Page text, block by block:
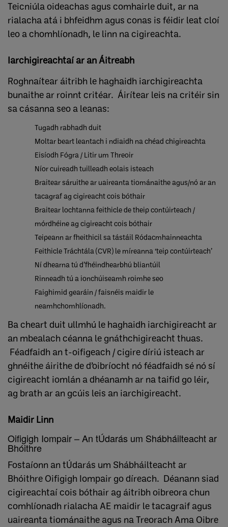
Teicniúla oideachas agus comhairle duit, ar na
rialacha atá i bhfeidhm agus conas is féidir leat cloí
leo a chomhlíonadh, le linn na cigireachta.
Iarchigireachtaí ar an Áitreabh
Roghnaítear áitribh le haghaidh iarchigireachta
bunaithe ar roinnt critéar. Áirítear leis na critéir sin
sa cásanna seo a leanas:
Tugadh rabhadh duit
Moltar beart leantach i ndiaidh na chéad chigireachta
Eisíodh Fógra / Litir um Threoir
Níor cuireadh tuilleadh eolais isteach
Braitear sáruithe ar uaireanta tiománaithe agus/nó ar an
tacagraf ag cigireacht cois bóthair
Braitear lochtanna feithicle de theip contúirteach /
mórdhéine ag cigireacht cois bóthair
Teipeann ar fheithicil sa tástáil Ródacmhainneachta
Feithicle Tráchtála (CVR) le míreanna ‘teip contúirteach’
Ní dhearna tú d’fhéindhearbhú bliantúil
Rinneadh tú a ionchúiseamh roimhe seo
Faighimid gearáin / faisnéis maidir le
neamhchomhlíonadh.
Ba cheart duit ullmhú le haghaidh iarchigireacht ar
an mbealach céanna le gnáthchigireacht thuas.
Féadfaidh an t-oifigeach / cigire díriú isteach ar
ghnéithe áirithe de d’oibríocht nó féadfaidh sé nó sí
cigireacht iomlán a dhéanamh ar na taifid go léir,
ag brath ar an gcúis leis an iarchigireacht.
Maidir Linn
Oifigigh Iompair – An tÚdarás um Shábháilteacht ar
Bhóithre
Fostaíonn an tÚdarás um Shábháilteacht ar
Bhóithre Oifigigh Iompair go díreach. Déanann siad
cigireachtaí cois bóthair ag áitribh oibreora chun
comhlíonadh rialacha AE maidir le tacagraif agus
uaireanta tiománaithe agus na Treorach Ama Oibre